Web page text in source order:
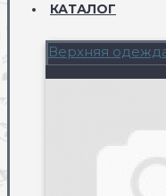
КАТАЛОГ
Верхняя